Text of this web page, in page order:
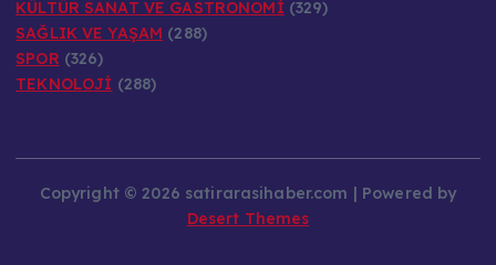
SAĞLIK VE YAŞAM(288)
SPOR(326)
TEKNOLOJİ
Desert Themes